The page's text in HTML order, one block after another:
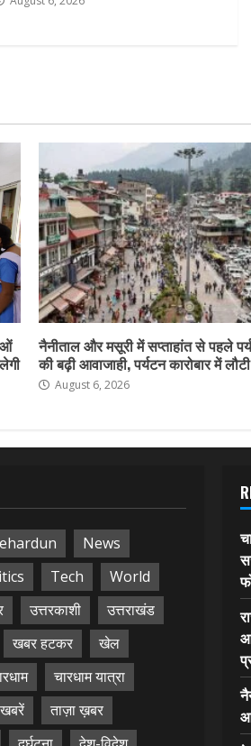
नैनीताल और मसूरी में सप्ताहांत से पहले
की बढ़ी आवाजाही, पर्यटन कारोबार में
August 6, 2026
News
Tech
World
उत्तरकाशी
उत्तराखंड
खबर हटकर
खेल
चारधाम यात्रा
ताज़ा ख़बर